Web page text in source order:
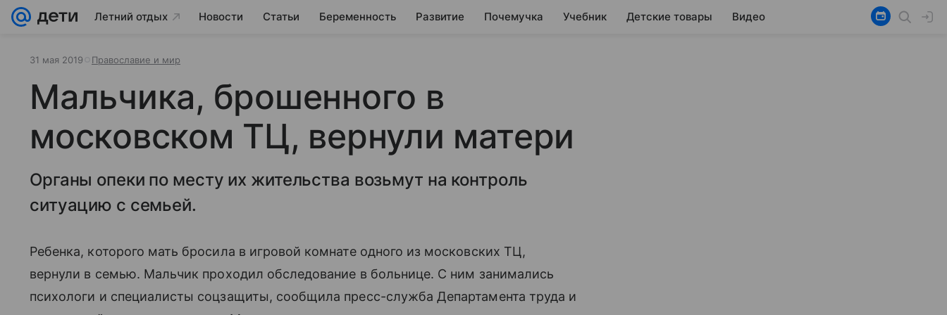
Летний отдых Новости Статьи Беременность Развитие Почемучка Учебник Детские товары Видео
31 мая 2019 Православие и мир
Мальчика, брошенного в
московском ТЦ, вернули матери
Органы опеки по месту их жительства возьмут на контроль
ситуацию с семьей.
Ребенка, которого мать бросила в игровой комнате одного из московских ТЦ,
вернули в семью. Мальчик проходил обследование в больнице. С ним занимались
психологи и специалисты соцзащиты, сообщила пресс-служба Департамента труда и